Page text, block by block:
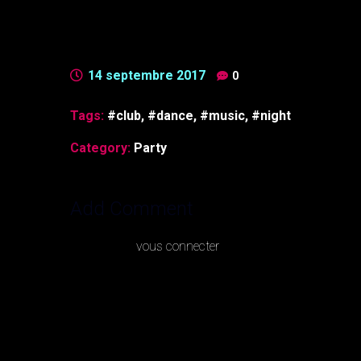
14 septembre 2017 0
Tags: club, dance, music, night
Category: Party
Add Comment
vous connecter